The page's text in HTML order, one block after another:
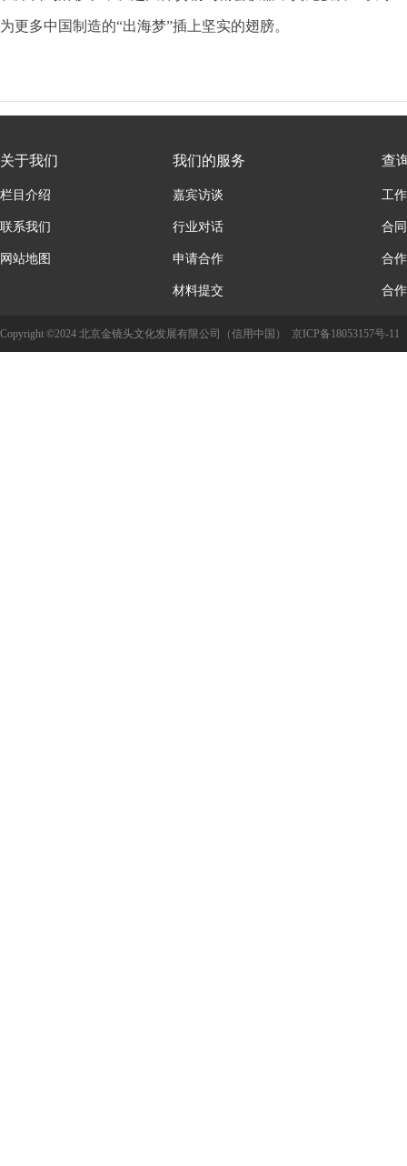
为更多中国制造的“出海梦”插上坚实的翅膀。
关于我们
栏目介绍
联系我们
网站地图
我们的服务
嘉宾访谈
行业对话
申请合作
材料提交
查
工
合
合
合
Copyright ©2024 北京金镜头文化发展有限公司（信用中国） 京ICP备18053157号-11